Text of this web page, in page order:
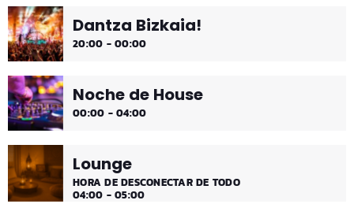
¡Toda la música!Dantza Bizkaia!
20:00 - 00:00
Noche de House
00:00 - 04:00
Lounge
HORA DE DESCONECTAR DE TODO
04:00 - 05:00